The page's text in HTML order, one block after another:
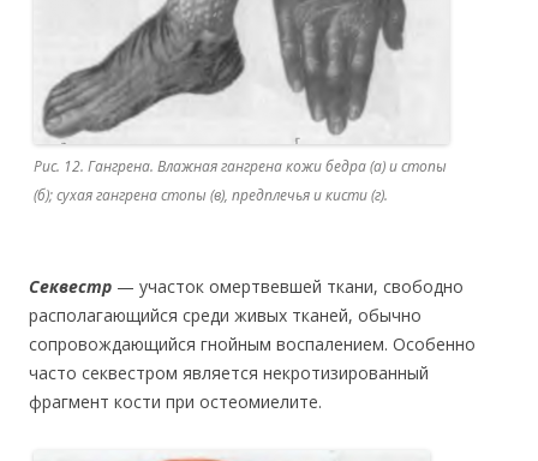
Рис. 12. Гангрена. Влажная гангрена кожи бедра (а) и стопы
(б); сухая гангрена стопы (в), предплечья и кисти (г).
Секвестр — участок омертвевшей ткани, свободно
располагающийся среди живых тканей, обычно
сопровождающийся гнойным воспалением. Особенно
часто секвестром является некротизированный
фрагмент кости при остеомиелите.